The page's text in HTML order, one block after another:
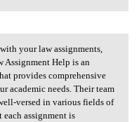
with
your law assignments,
Assignment Help is an
provides comprehensive
academic needs. Their team
versed in various fields of
each assignment is